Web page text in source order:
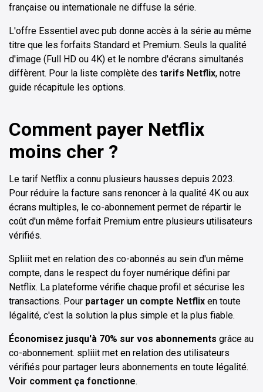
française ou internationale ne diffuse la série.
L'offre Essentiel avec pub donne accès à la série au même
titre que les forfaits Standard et Premium. Seuls la qualité
d'image (Full HD ou 4K) et le nombre d'écrans simultanés
diffèrent. Pour la liste complète des tarifs Netflix, notre
guide récapitule les options.
Comment payer Netflix
moins cher ?
Le tarif Netflix a connu plusieurs hausses depuis 2023.
Pour réduire la facture sans renoncer à la qualité 4K ou aux
écrans multiples, le co-abonnement permet de répartir le
coût d'un même forfait Premium entre plusieurs utilisateurs
vérifiés.
Spliiit met en relation des co-abonnés au sein d'un même
compte, dans le respect du foyer numérique défini par
Netflix. La plateforme vérifie chaque profil et sécurise les
transactions. Pour partager un compte Netflix en toute
légalité, c'est la solution la plus simple et la plus fiable.
Économisez jusqu'à 70% sur vos abonnements grâce au
co-abonnement. spliiit met en relation des utilisateurs
vérifiés pour partager leurs abonnements en toute légalité.
Voir comment ça fonctionne.